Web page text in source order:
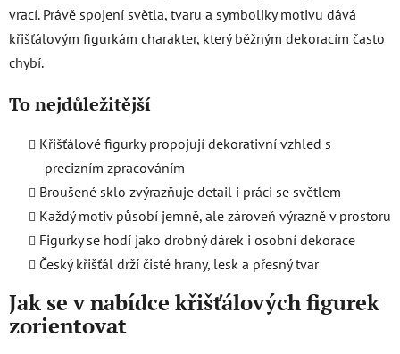
s
u
vrací. Právě spojení světla, tvaru a symboliky motivu dává
křišťálovým figurkám charakter, který běžným dekoracím často
chybí.
To nejdůležitější
Křišťálové figurky propojují dekorativní vzhled s
precizním zpracováním
Broušené sklo zvýrazňuje detail i práci se světlem
Každý motiv působí jemně, ale zároveň výrazně v prostoru
Figurky se hodí jako drobný dárek i osobní dekorace
Český křišťál drží čisté hrany, lesk a přesný tvar
Jak se v nabídce křišťálových figurek
zorientovat